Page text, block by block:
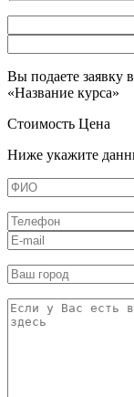
Вы подаете заявку
«Название курса»
Стоимость Цена
Ниже укажите